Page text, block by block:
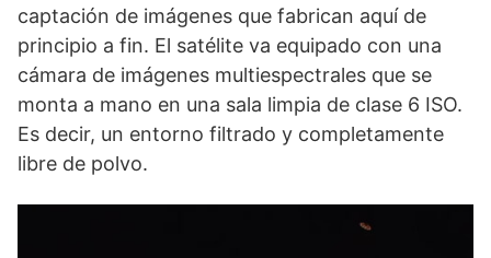
captación de imágenes que fabrican aquí de
principio a fin. El satélite va equipado con una
cámara de imágenes multiespectrales que se
monta a mano en una sala limpia de clase 6 ISO.
Es decir, un entorno filtrado y completamente
libre de polvo.